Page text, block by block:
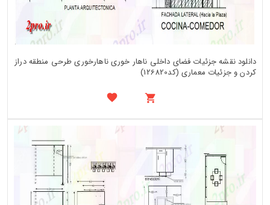
دانلود نقشه جزئیات فضای داخلی ناهار خوری ناهارخوری طرحی منطقه دراز
کردن و جزئیات معماری (کد126820)